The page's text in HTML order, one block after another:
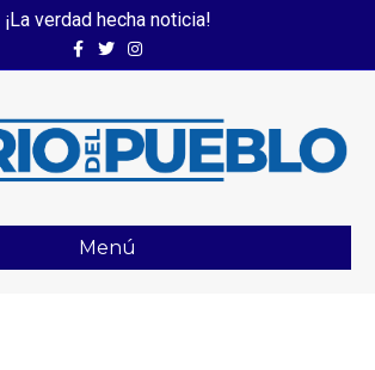
¡La verdad hecha noticia!
FacebookTwitterInstagram
Menú